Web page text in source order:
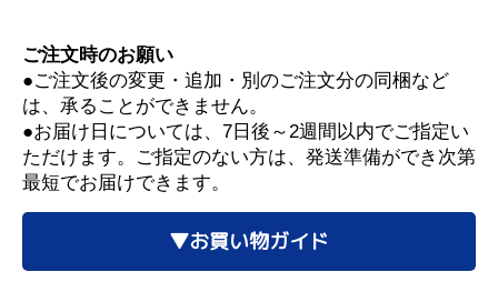
ご注文時のお願い
●ご注文後の変更・追加・別のご注文分の同梱など
は、承ることができません。
●お届け日については、7日後～2週間以内でご指定い
ただけます。ご指定のない方は、発送準備ができ次第
最短でお届けできます。
▼お買い物ガイド